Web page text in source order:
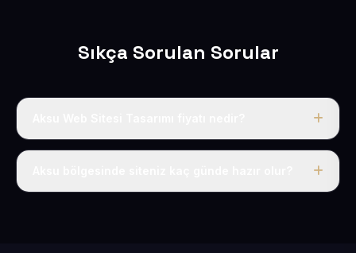
Sıkça Sorulan Sorular
Tek fiyat uygulanır: yıllık 50 USD + KDV. Bu bedele alan